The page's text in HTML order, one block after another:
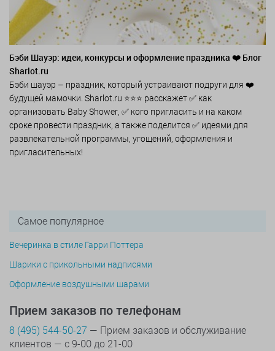
Бэби Шауэр: идеи, конкурсы и оформление праздника ❤️ Блог
Sharlot.ru
Бэби шауэр – праздник, который устраивают подруги для ❤️
будущей мамочки. Sharlot.ru ⭐⭐⭐ расскажет ✅ как
организовать Baby Shower, ✅ кого пригласить и на каком
сроке провести праздник, а также поделится ✅ идеями для
развлекательной программы, угощений, оформления и
пригласительных!
Самое популярное
Вечеринка в стиле Гарри Поттера
Шарики с прикольными надписями
Оформление воздушными шарами
Прием заказов по телефонам
8 (495) 544-50-27 — Прием заказов и обслуживание
клиентов — с 9-00 до 21-00